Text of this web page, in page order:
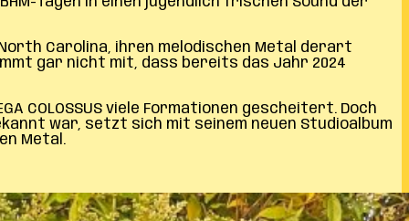
Carolina, ihren melodischen Metal derart
gar nicht mit, dass bereits das Jahr 2024
COLOSSUS viele Formationen gescheitert. Doch
war, setzt sich mit seinem neuen Studioalbum
Metal.